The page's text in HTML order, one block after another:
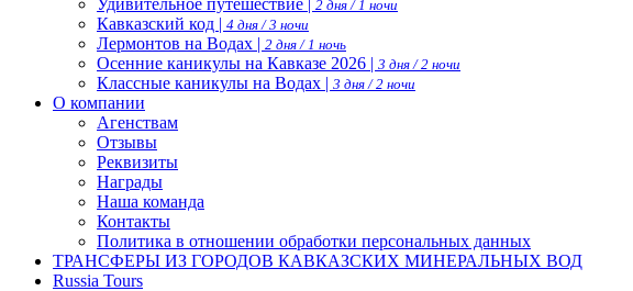
Удивительное путешествие | 2 дня / 1 ночи
Кавказский код | 4 дня / 3 ночи
Лермонтов на Водах | 2 дня / 1 ночь
Осенние каникулы на Кавказе 2026 | 3 дня / 2 ночи
Классные каникулы на Водах | 3 дня / 2 ночи
О компании
Агенствам
Отзывы
Реквизиты
Награды
Наша команда
Контакты
Политика в отношении обработки персональных данных
ТРАНСФЕРЫ ИЗ ГОРОДОВ КАВКАЗСКИХ МИНЕРАЛЬНЫХ ВОД
Russia Tours